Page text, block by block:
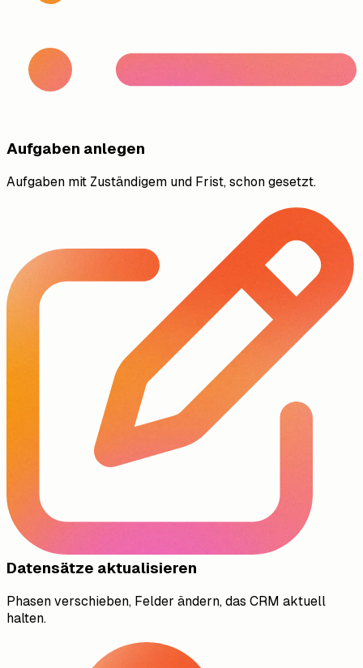
Aufgaben anlegen
Aufgaben mit Zuständigem und Frist, schon gesetzt.
Datensätze aktualisieren
Phasen verschieben, Felder ändern, das CRM aktuell
halten.